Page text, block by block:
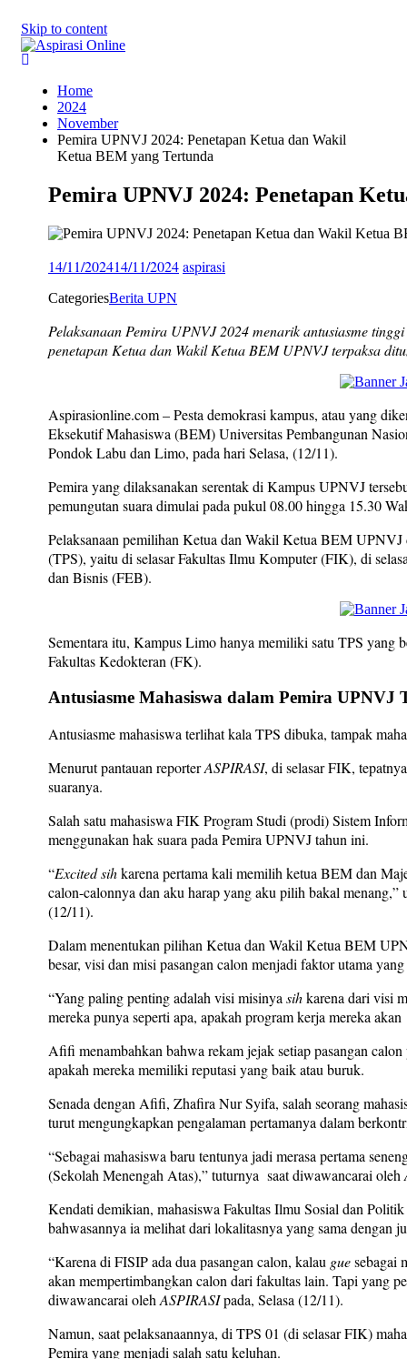
Skip to content
Home
2024
November
Pemira UPNVJ 2024: Penetapan Ketua dan Wakil
Ketua BEM yang Tertunda
Pemira UPNVJ 2024: Penetapan
14/11/202414/11/2024aspirasi
CategoriesBerita UPN
Pelaksanaan Pemira UPNVJ 2024 menarik antusiasme
penetapan Ketua dan Wakil Ketua BEM UPNVJ terpaksa
Aspirasionline.com –Pesta demokrasi kampus, atau yang
Eksekutif Mahasiswa (BEM) Universitas Pembangunan
Pondok Labu dan Limo, pada hari Selasa, (12/11).
Pemira yang dilaksanakan serentak di Kampus UPNVJ
pemungutan suara dimulai pada pukul 08.00 hingga 15.30
Pelaksanaan pemilihan Ketua dan Wakil Ketua BEM
(TPS), yaitu di selasar Fakultas Ilmu Komputer (FIK), di
dan Bisnis (FEB).
Sementara itu, Kampus Limo hanya memiliki satu TPS yang
Fakultas Kedokteran (FK).
Antusiasme Mahasiswa dalam Pemira
Antusiasme mahasiswa terlihat kala TPS dibuka, tampak
Menurut pantauan reporterASPIRASI, di selasar FIK,
suaranya.
Salah satu mahasiswa FIK Program Studi (prodi) Sistem
menggunakan hak suara pada Pemira UPNVJ tahun ini.
“Excitedsihkarena pertama kali memilih ketua BEM dan
calon-calonnya dan aku harap yang aku pilih bakal
(12/11).
Dalam menentukan pilihan Ketua dan Wakil Ketua BEM
besar, visi dan misi pasangan calon menjadi faktor utama
“Yang paling penting adalah visi misinyasihkarena dari visi
mereka punya seperti apa, apakah program kerja mereka
Afifi menambahkan bahwa rekam jejak setiap pasangan
apakah mereka memiliki reputasi yang baik atau buruk.
Senada dengan Afifi, Zhafira Nur Syifa, salah seorang
turut mengungkapkan pengalaman pertamanya dalam
“Sebagai mahasiswa baru tentunya jadi merasa pertama
(Sekolah Menengah Atas),” tuturnya saat diwawancarai oleh
Kendati demikian, mahasiswa Fakultas Ilmu Sosial dan
bahwasannya ia melihat dari lokalitasnya yang sama dengan
“Karena di FISIP ada dua pasangan calon, kalau guesebagai
akan mempertimbangkan calon dari fakultas lain. Tapi yang
diwawancarai olehASPIRASIpada, Selasa (12/11).
Namun, saat pelaksanaannya, di TPS 01 (di selasar FIK)
Pemira yang menjadi salah satu keluhan.